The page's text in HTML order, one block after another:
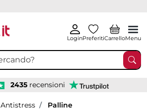
LoginPreferitiCarrelloMenu
2435 recensioni
Antistress Palline